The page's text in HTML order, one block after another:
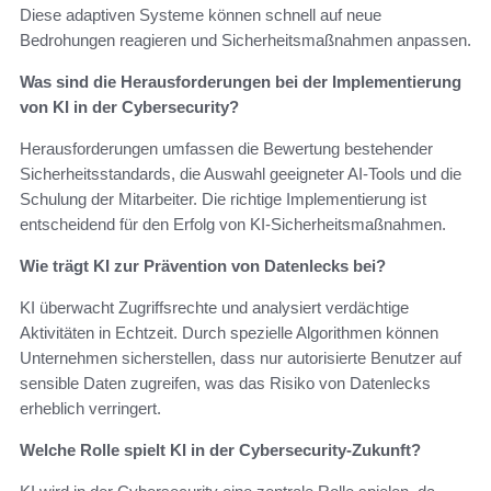
Diese adaptiven Systeme können schnell auf neue
Bedrohungen reagieren und Sicherheitsmaßnahmen anpassen.
Was sind die Herausforderungen bei der Implementierung
von KI in der Cybersecurity?
Herausforderungen umfassen die Bewertung bestehender
Sicherheitsstandards, die Auswahl geeigneter AI-Tools und die
Schulung der Mitarbeiter. Die richtige Implementierung ist
entscheidend für den Erfolg von KI-Sicherheitsmaßnahmen.
Wie trägt KI zur Prävention von Datenlecks bei?
KI überwacht Zugriffsrechte und analysiert verdächtige
Aktivitäten in Echtzeit. Durch spezielle Algorithmen können
Unternehmen sicherstellen, dass nur autorisierte Benutzer auf
sensible Daten zugreifen, was das Risiko von Datenlecks
erheblich verringert.
Welche Rolle spielt KI in der Cybersecurity-Zukunft?